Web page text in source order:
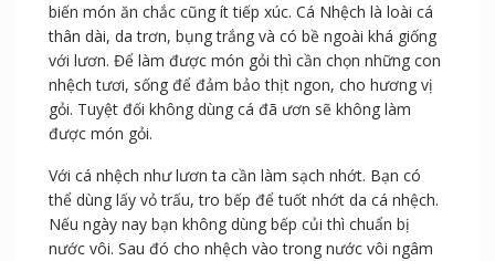
biến món ăn chắc cũng ít tiếp xúc. Cá Nhệch là loài cá
thân dài, da trơn, bụng trắng và có bề ngoài khá giống
với lươn. Để làm được món gỏi thì cần chọn những con
nhệch tươi, sống để đảm bảo thịt ngon, cho hương vị
gỏi. Tuyệt đối không dùng cá đã ươn sẽ không làm
được món gỏi.
Với cá nhệch như lươn ta cần làm sạch nhớt. Bạn có
thể dùng lấy vỏ trấu, tro bếp để tuốt nhớt da cá nhệch.
Nếu ngày nay bạn không dùng bếp củi thì chuẩn bị
nước vôi. Sau đó cho nhệch vào trong nước vôi ngâm